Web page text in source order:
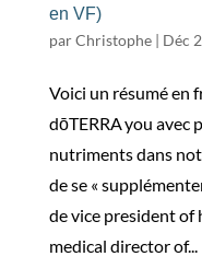
en VF)
parChristophe| Déc
Voici un résumé en
dōTERRA you avec
nutriments dans
de se «
de vice president
medical director of...